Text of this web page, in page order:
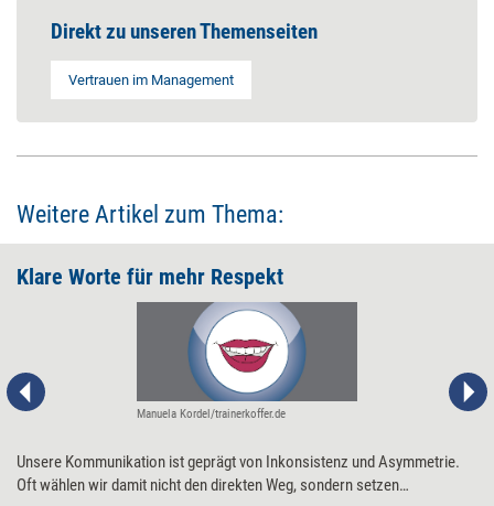
Direkt zu unseren Themenseiten
Vertrauen im Management
Weitere Artikel zum Thema:
Klare Worte für mehr Respekt
Manuela Kordel/trainerkoffer.de
Unsere Kommunikation ist geprägt von Inkonsistenz und Asymmetrie.
Oft wählen wir damit nicht den direkten Weg, sondern setzen